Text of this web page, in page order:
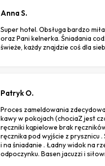
Anna S.
Super hotel. Obsługa bardzo
oraz Pani kelnerka. Śniadania
świeże, każdy znajdzie coś dla
Patryk O.
Proces zameldowania
kawy w pokojach (chociaZ jest
ręczniki kąpielowe brak
ręcznika pod wyjście z prysznicu
i na śniadanie . Ładny widok na
odpoczynku. Basen jacuzzi i